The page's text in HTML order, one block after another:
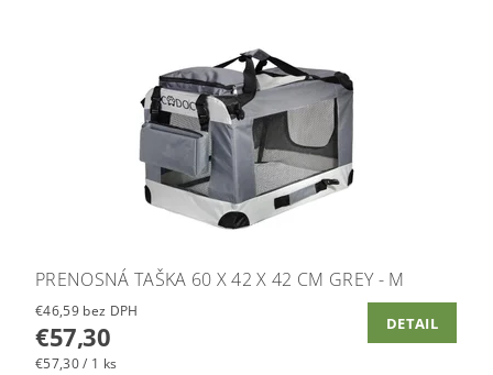
PRENOSNÁ TAŠKA 60 X 42 X 42 CM GREY - M
€46,59 bez DPH
€57,30
€57,30 / 1 ks
DETAIL